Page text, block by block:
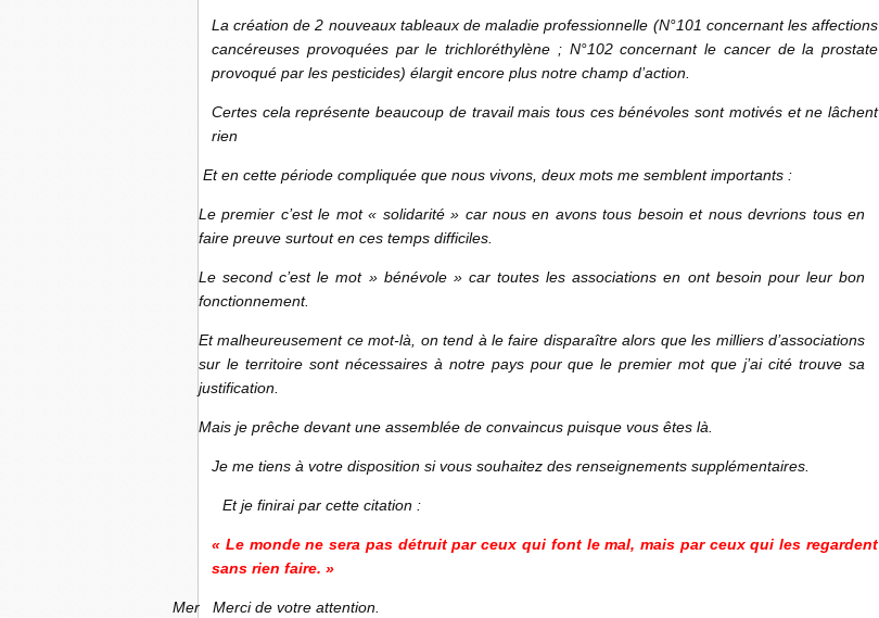
La création de 2 nouveaux tableaux de maladie professionnelle (N°101 concernant les affections
cancéreuses provoquées par le trichloréthylène ; N°102 concernant le cancer de la prostate
provoqué par les pesticides) élargit encore plus notre champ d’action.
Certes cela représente beaucoup de travail mais tous ces bénévoles sont motivés et ne lâchent
rien
Et en cette période compliquée que nous vivons, deux mots me semblent importants :
Le premier c’est le mot « solidarité » car nous en avons tous besoin et nous devrions tous en
faire preuve surtout en ces temps difficiles.
Le second c’est le mot » bénévole » car toutes les associations en ont besoin pour leur bon
fonctionnement.
Et malheureusement ce mot-là, on tend à le faire disparaître alors que les milliers d’associations
sur le territoire sont nécessaires à notre pays pour que le premier mot que j’ai cité trouve sa
justification.
Mais je prêche devant une assemblée de convaincus puisque vous êtes là.
Je me tiens à votre disposition si vous souhaitez des renseignements supplémentaires.
Et je finirai par cette citation :
« Le monde ne sera pas détruit par ceux qui font le mal, mais par ceux qui les regardent
sans rien faire. »
Mer Merci de votre attention.